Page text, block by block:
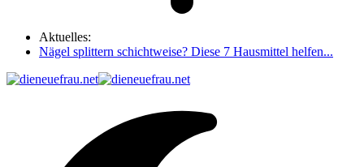
Aktuelles:
Nägel splittern schichtweise? Diese 7 Hausmittel helfen...